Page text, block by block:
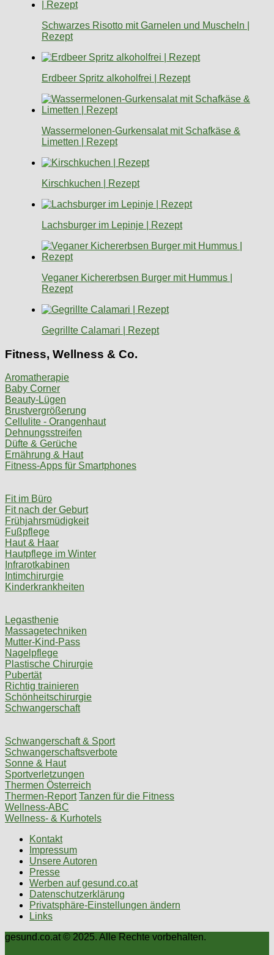
Schwarzes Risotto mit Garnelen und Muscheln |
Rezept
Erdbeer Spritz alkoholfrei | Rezept
Wassermelonen-Gurkensalat mit Schafkäse &
Limetten | Rezept
Kirschkuchen | Rezept
Lachsburger im Lepinje | Rezept
Veganer Kichererbsen Burger mit Hummus |
Rezept
Gegrillte Calamari | Rezept
Fitness, Wellness & Co.
Aromatherapie
Baby Corner
Beauty-Lügen
Brustvergrößerung
Cellulite - Orangenhaut
Dehnungsstreifen
Düfte & Gerüche
Ernährung & Haut
Fitness-Apps für Smartphones
Fit im Büro
Fit nach der Geburt
Frühjahrsmüdigkeit
Fußpflege
Haut & Haar
Hautpflege im Winter
Infrarotkabinen
Intimchirurgie
Kinderkrankheiten
Legasthenie
Massagetechniken
Mutter-Kind-Pass
Nagelpflege
Plastische Chirurgie
Pubertät
Richtig trainieren
Schönheitschirurgie
Schwangerschaft
Schwangerschaft & Sport
Schwangerschaftsverbote
Sonne & Haut
Sportverletzungen
Thermen Österreich
Thermen-Report Tanzen für die Fitness
Wellness-ABC
Wellness- & Kurhotels
Kontakt
Impressum
Unsere Autoren
Presse
Werben auf gesund.co.at
Datenschutzerklärung
Privatsphäre-Einstellungen ändern
Links
gesund.co.at © 2025. Alle Rechte vorbehalten.